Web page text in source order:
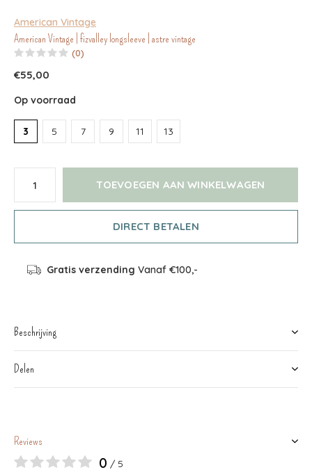
American Vintage
American Vintage | fizvalley longsleeve | astre vintage
(0)
€55,00
Op voorraad
3 5 7 9 11 13
TOEVOEGEN AAN WINKELWAGEN
DIRECT BETALEN
Gratis verzending Vanaf €100,-
Beschrijving
Delen
Reviews
0 / 5